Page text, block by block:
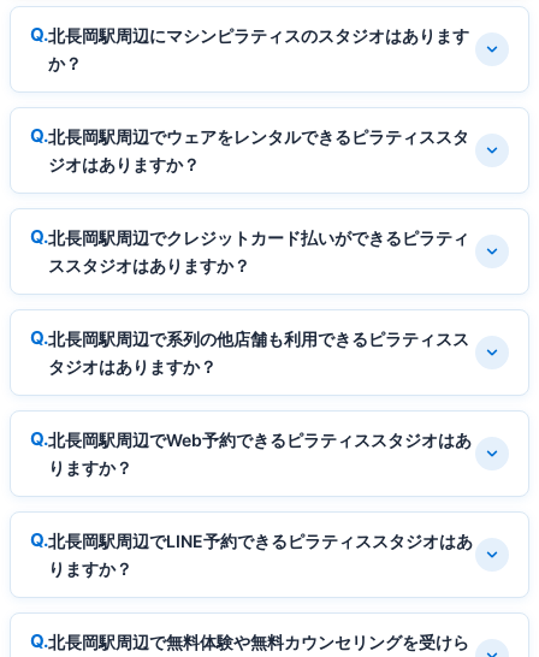
北長岡駅周辺にマシンピラティスのスタジオはあります
か？
北長岡駅周辺でウェアをレンタルできるピラティススタ
ジオはありますか？
北長岡駅周辺でクレジットカード払いができるピラティ
ススタジオはありますか？
北長岡駅周辺で系列の他店舗も利用できるピラティスス
タジオはありますか？
北長岡駅周辺でWeb予約できるピラティススタジオはあ
りますか？
北長岡駅周辺でLINE予約できるピラティススタジオはあ
りますか？
北長岡駅周辺で無料体験や無料カウンセリングを受けら